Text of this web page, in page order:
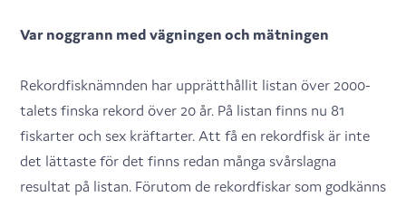
Var noggrann med vägningen och mätningen
Rekordfisknämnden har upprätthållit listan över 2000-
talets finska rekord över 20 år. På listan finns nu 81
fiskarter och sex kräftarter. Att få en rekordfisk är inte
det lättaste för det finns redan många svårslagna
resultat på listan. Förutom de rekordfiskar som godkänns